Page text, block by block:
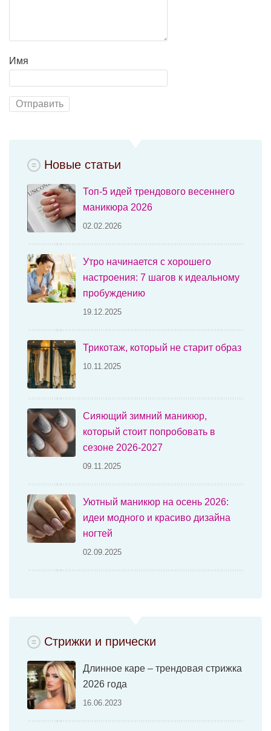
Имя
Новые статьи
Топ-5 идей трендового весеннего
маникюра 2026
02.02.2026
Утро начинается с хорошего
настроения: 7 шагов к идеальному
пробуждению
19.12.2025
Трикотаж, который не старит образ
10.11.2025
Сияющий зимний маникюр,
который стоит попробовать в
сезоне 2026-2027
09.11.2025
Уютный маникюр на осень 2026:
идеи модного и красиво дизайна
ногтей
02.09.2025
Стрижки и прически
Длинное каре – трендовая стрижка
2026 года
16.06.2023